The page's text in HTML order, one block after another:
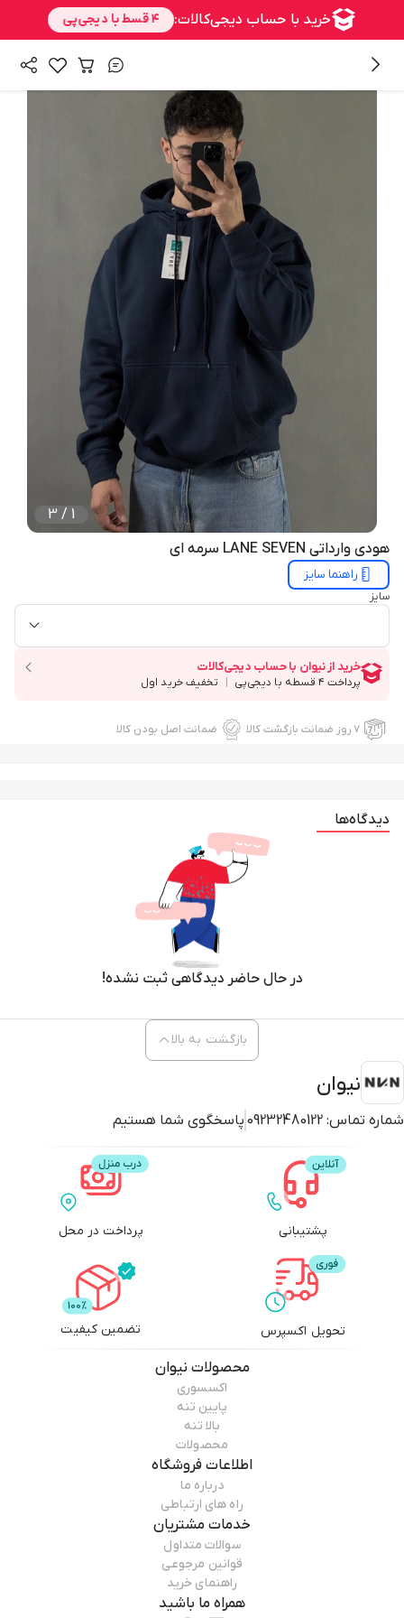
1
/
3
هودی وارداتی LANE SEVEN سرمه ای
راهنما سایز
سایز
۷ روز ضمانت بازگشت کالا ضمانت اصل بودن کالا
دیدگاه‌ها
در حال حاضر دیدگاهی ثبت نشده!
نیوان
شماره تماس: 09232480122 پاسخگوی شما هستیم
بازگشت به بالا
پشتیبانی پرداخت در محل
تحویل اکسپرس تضمین کیفیت
محصولات نیوان
اکسسوری
پایین تنه
بالا تنه
محصولات
اطلاعات فروشگاه
درباره ما
راه های ارتباطی
خدمات مشتریان
سوالات متداول
قوانین مرجوعی
راهنمای خرید
همراه ما باشید